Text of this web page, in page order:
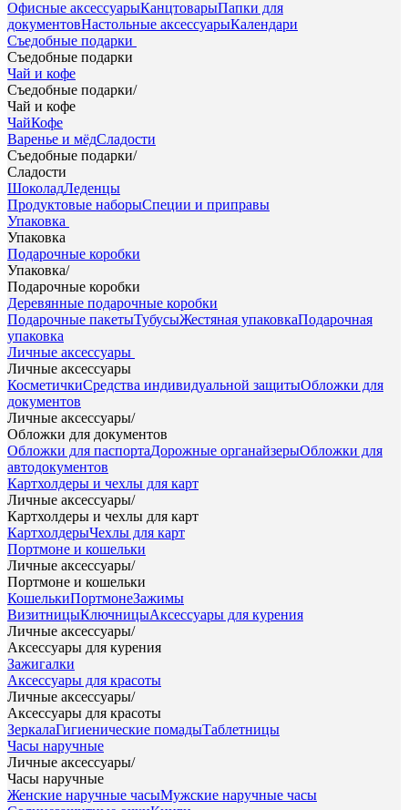
Офисные аксессуарыКанцтоварыПапки для
документовНастольные аксессуарыКалендари
Съедобные подарки
Съедобные подарки
Чай и кофе
Съедобные подарки/
Чай и кофе
ЧайКофе
Варенье и мёдСладости
Съедобные подарки/
Сладости
ШоколадЛеденцы
Продуктовые наборыСпеции и приправы
Упаковка
Упаковка
Подарочные коробки
Упаковка/
Подарочные коробки
Деревянные подарочные коробки
Подарочные пакетыТубусыЖестяная упаковкаПодарочная
упаковка
Личные аксессуары
Личные аксессуары
КосметичкиСредства индивидуальной защитыОбложки для
документов
Личные аксессуары/
Обложки для документов
Обложки для паспортаДорожные органайзерыОбложки для
автодокументов
Картхолдеры и чехлы для карт
Личные аксессуары/
Картхолдеры и чехлы для карт
КартхолдерыЧехлы для карт
Портмоне и кошельки
Личные аксессуары/
Портмоне и кошельки
КошелькиПортмонеЗажимы
ВизитницыКлючницыАксессуары для курения
Личные аксессуары/
Аксессуары для курения
Зажигалки
Аксессуары для красоты
Личные аксессуары/
Аксессуары для красоты
ЗеркалаГигиенические помадыТаблетницы
Часы наручные
Личные аксессуары/
Часы наручные
Женские наручные часыМужские наручные часы